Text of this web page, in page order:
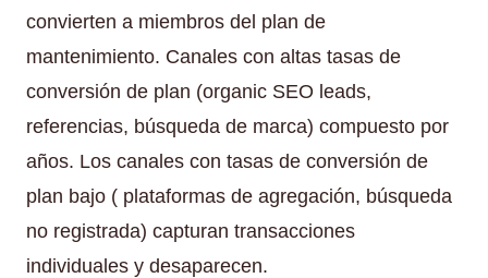
convierten a miembros del plan de
mantenimiento. Canales con altas tasas de
conversión de plan (organic SEO leads,
referencias, búsqueda de marca) compuesto por
años. Los canales con tasas de conversión de
plan bajo ( plataformas de agregación, búsqueda
no registrada) capturan transacciones
individuales y desaparecen.